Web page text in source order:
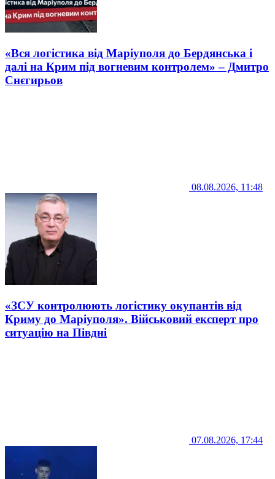
«Вся логістика від Маріуполя до Бердянська і
далі на Крим під вогневим контролем» – Дмитро
Снєгирьов
08.08.2026, 11:48
«ЗСУ контролюють логістику окупантів від
Криму до Маріуполя». Військовий експерт про
ситуацію на Півдні
07.08.2026, 17:44